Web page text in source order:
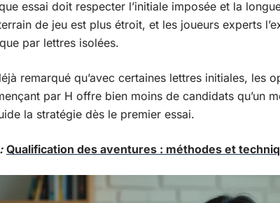
essai doit respecter l’initiale imposée et la
de jeu est plus étroit, et les joueurs experts
par lettres isolées.
remarqué qu’avec certaines lettres initiales, les
par H offre bien moins de candidats qu’un
la stratégie dès le premier essai.
Qualification des aventures : méthodes et